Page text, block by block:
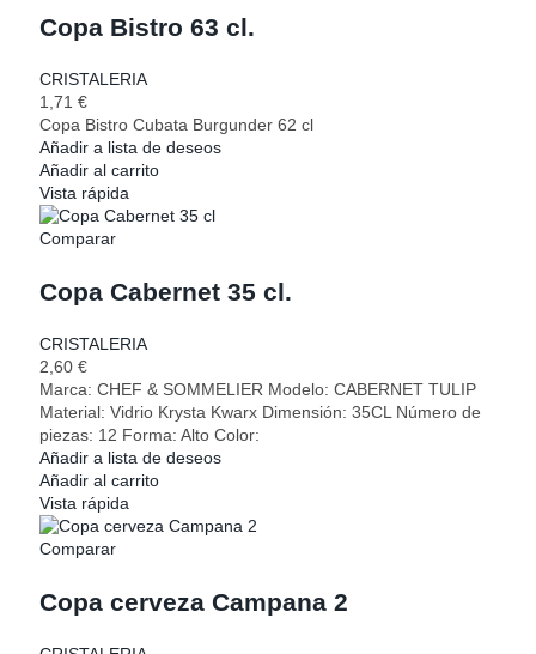
Copa Bistro 63 cl.
CRISTALERIA
1,71 €
Copa Bistro Cubata Burgunder 62 cl
Añadir a lista de deseos
Añadir al carrito
Vista rápida
Comparar
Copa Cabernet 35 cl.
CRISTALERIA
2,60 €
Marca: CHEF & SOMMELIER Modelo: CABERNET TULIP
Material: Vidrio Krysta Kwarx Dimensión: 35CL Número de
piezas: 12 Forma: Alto Color:
Añadir a lista de deseos
Añadir al carrito
Vista rápida
Comparar
Copa cerveza Campana 2